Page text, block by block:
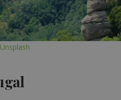
Unsplash